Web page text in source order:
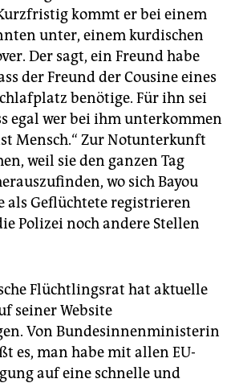
kommt er bei einem
unter, einem kurdischen
Der sagt, ein Freund habe
der Freund der Cousine eines
benötige. Für ihn sei
egal wer bei ihm unterkommen
Mensch.“ Zur Notunterkunft
weil sie den ganzen Tag
wo sich Bayou
als Geflüchtete registrieren
Polizei noch andere Stellen
Flüchtlingsrat hat aktuelle
seiner Website
Von Bundesinnenministerin
es, man habe mit allen EU-
auf eine schnelle und